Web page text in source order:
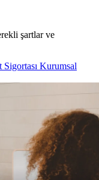
şartlar ve
Kurumsal